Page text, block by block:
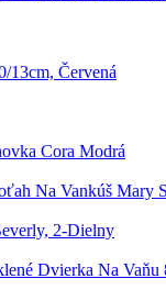
13cm, Červená
Cora Modrá
Na Vankúš Mary
2-Dielny
Dvierka Na